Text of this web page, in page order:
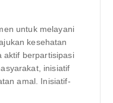
untuk melayani
kesehatan
aktif berpartisipasi
inisiatif
amal. Inisiatif-